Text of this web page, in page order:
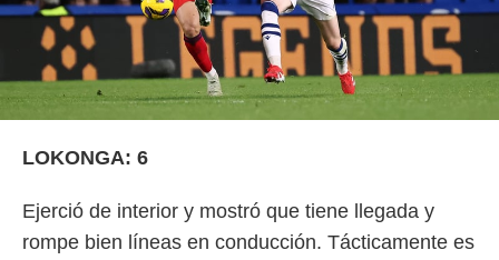
LOKONGA: 6
Ejerció de interior y mostró que tiene llegada y
rompe bien líneas en conducción. Tácticamente es